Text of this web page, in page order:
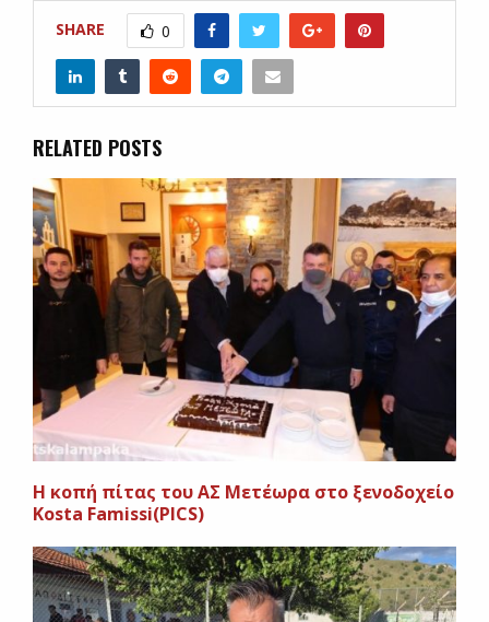
SHARE 0
RELATED POSTS
Η κοπή πίτας του ΑΣ Μετέωρα στο ξενοδοχείο
Kosta Famissi(PICS)